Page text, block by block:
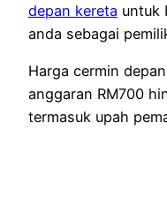
depan kereta untuk
anda sebagai
Harga cermin
anggaran RM700
termasuk upah